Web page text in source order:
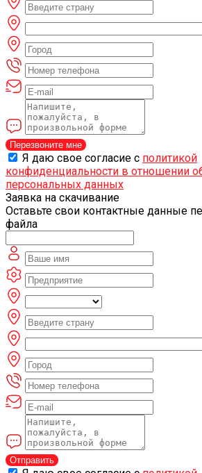
Перезвоните мне
Я даю свое согласие с политикой
конфиденциальности в отношении
персональных данных
Заявка на скачивание
Оставьте свои контактные данные
файла
Отправить